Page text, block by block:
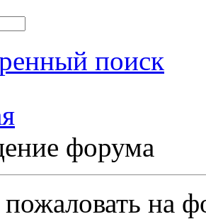
поиск
форума
на